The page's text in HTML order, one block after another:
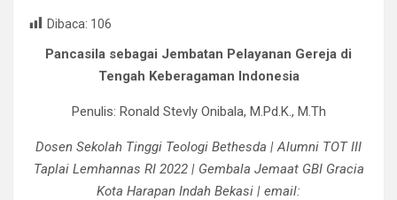
ce
b
o
k
tt
er s
p
p
gr
m
dI e
Dibaca: 106
Pancasila sebagai Jembatan Pelayanan Gereja di
Tengah Keberagaman Indonesia
Penulis: Ronald Stevly Onibala, M.Pd.K., M.Th
Dosen Sekolah Tinggi Teologi Bethesda | Alumni TOT III
Taplai Lemhannas RI 2022 | Gembala Jemaat GBI Gracia
Kota Harapan Indah Bekasi | email: